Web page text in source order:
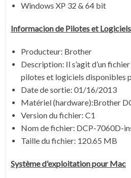
Windows XP 32 & 64 bit
Informacion de Pilotes et
Producteur: Brother
Description: Il s’agit d’un
pilotes et logiciels disponibles
Date de sortie: 01/16/2013
Matériel (hardware):Brother
Version du fichier: C1
Nom de fichier: DCP-7060D-
Taille du fichier: 120.65 MB
Systèmed'exploitation pourMac